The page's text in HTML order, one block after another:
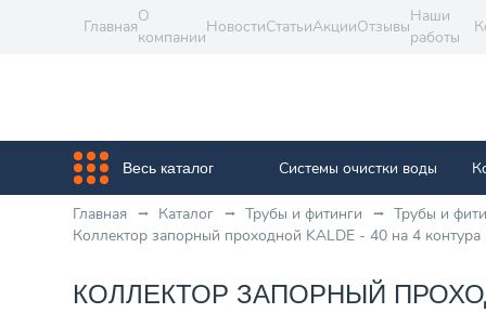
Главная
О
компании
НовостиСтатьиАкцииОтзывы
Наши
работы
Весь каталог Системы очистки воды
Главная Каталог Трубы и фитинги
Трубы и
Коллектор запорный проходной KALDE - 40 на 4
КОЛЛЕКТОР ЗАПОРНЫЙ